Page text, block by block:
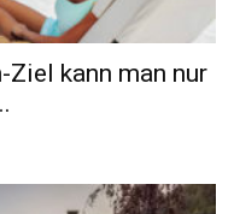
kann man nur